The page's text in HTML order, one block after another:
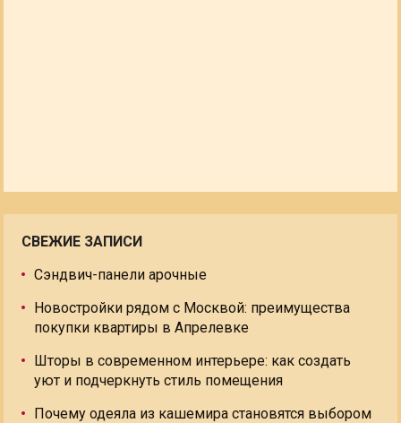
СВЕЖИЕ ЗАПИСИ
Сэндвич-панели арочные
Новостройки рядом с Москвой: преимущества
покупки квартиры в Апрелевке
Шторы в современном интерьере: как создать
уют и подчеркнуть стиль помещения
Почему одеяла из кашемира становятся выбором